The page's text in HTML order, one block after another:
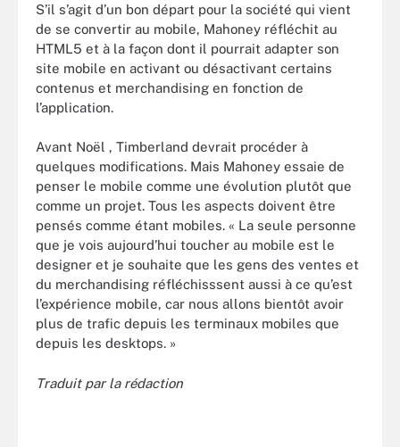
S’il s’agit d’un bon départ pour la société qui vient
de se convertir au mobile, Mahoney réfléchit au
HTML5 et à la façon dont il pourrait adapter son
site mobile en activant ou désactivant certains
contenus et merchandising en fonction de
l’application.
Avant Noël , Timberland devrait procéder à
quelques modifications. Mais Mahoney essaie de
penser le mobile comme une évolution plutôt que
comme un projet. Tous les aspects doivent être
pensés comme étant mobiles. « La seule personne
que je vois aujourd’hui toucher au mobile est le
designer et je souhaite que les gens des ventes et
du merchandising réfléchisssent aussi à ce qu’est
l’expérience mobile, car nous allons bientôt avoir
plus de trafic depuis les terminaux mobiles que
depuis les desktops. »
Traduit par la rédaction